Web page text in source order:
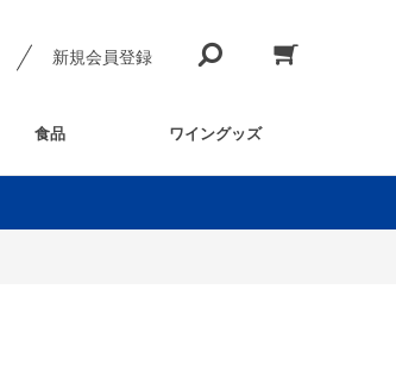
新規会員登録
食品 ワイングッズ